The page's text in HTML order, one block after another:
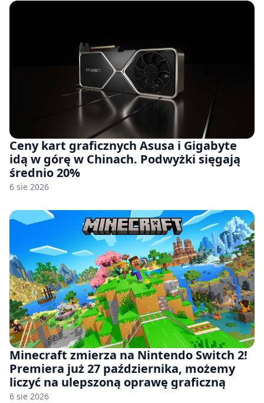
Ceny kart graficznych Asusa i Gigabyte
idą w górę w Chinach. Podwyżki sięgają
średnio 20%
6 sie 2026
Minecraft zmierza na Nintendo Switch 2!
Premiera już 27 października, możemy
liczyć na ulepszoną oprawę graficzną
6 sie 2026